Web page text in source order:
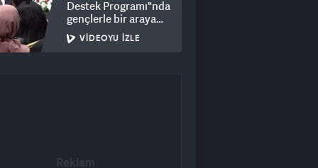
Destek Programı"nda
gençlerle bir araya
geldi
VIDEOYU İZLE